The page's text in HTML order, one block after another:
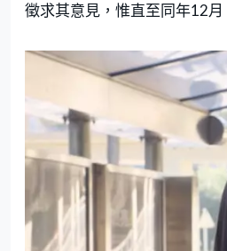
徵求其意見，惟直至同年12